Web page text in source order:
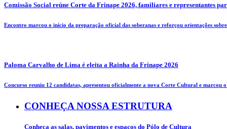
Comissão Social reúne Corte da Frinape 2026, familiares e representantes
Encontro marcou o início da preparação oficial das soberanas e reforçou orientações
Paloma Carvalho de Lima é eleita a Rainha da Frinape 2026
Concurso reuniu 12 candidatas, apresentou oficialmente a nova Corte Cultural e marcou
CONHEÇA NOSSA ESTRUTURA
Conheça as salas, pavimentos e espaços do Pólo de Cultura